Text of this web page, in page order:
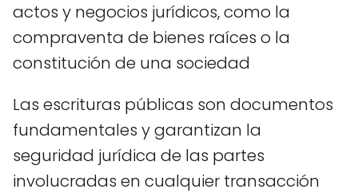
actos y negocios jurídicos, como la
compraventa de bienes raíces o la
constitución de una sociedad
Las escrituras públicas son documentos
fundamentales y garantizan la
seguridad jurídica de las partes
involucradas en cualquier transacción